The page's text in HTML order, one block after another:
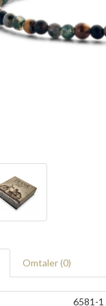
Omtaler (0)
6581-1